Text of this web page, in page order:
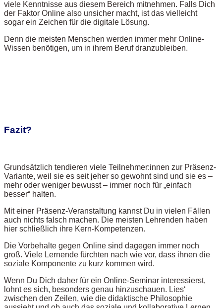
viele Kenntnisse aus diesem Bereich mitnehmen. Falls Dich
der Faktor Online also unsicher macht, ist das vielleicht
sogar ein Zeichen für die digitale Lösung.
Denn die meisten Menschen werden immer mehr Online-
Wissen benötigen, um in ihrem Beruf dranzubleiben.
Fazit?
Grundsätzlich tendieren viele Teilnehmer:innen zur Präsenz-
Variante, weil sie es seit jeher so gewohnt sind und sie es –
mehr oder weniger bewusst – immer noch für „einfach
besser“ halten.
Mit einer Präsenz-Veranstaltung kannst Du in vielen Fällen
auch nichts falsch machen. Die meisten Lehrenden haben
hier schließlich ihre Kern-Kompetenzen.
Die Vorbehalte gegen Online sind dagegen immer noch
groß. Viele Lernende fürchten nach wie vor, dass ihnen die
soziale Komponente zu kurz kommen wird.
Wenn Du Dich daher für ein Online-Seminar interessierst,
lohnt es sich, besonders genau hinzuschauen. Lies‘
zwischen den Zeilen, wie die didaktische Philosophie